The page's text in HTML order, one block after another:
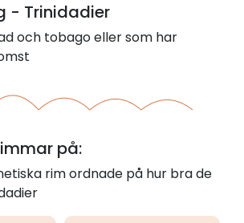
- Trinidadier
och tobago eller som har
på:
rim ordnade på hur bra de